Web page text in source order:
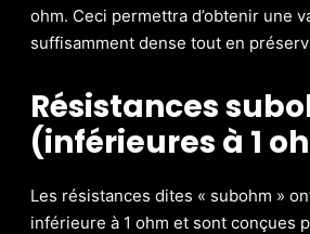
ohm. Ceci permettra d’obtenir une
suffisamment dense tout en
Résistances
(inférieures à 1
Les résistances dites « subohm »
inférieure à 1 ohm et sont conçues